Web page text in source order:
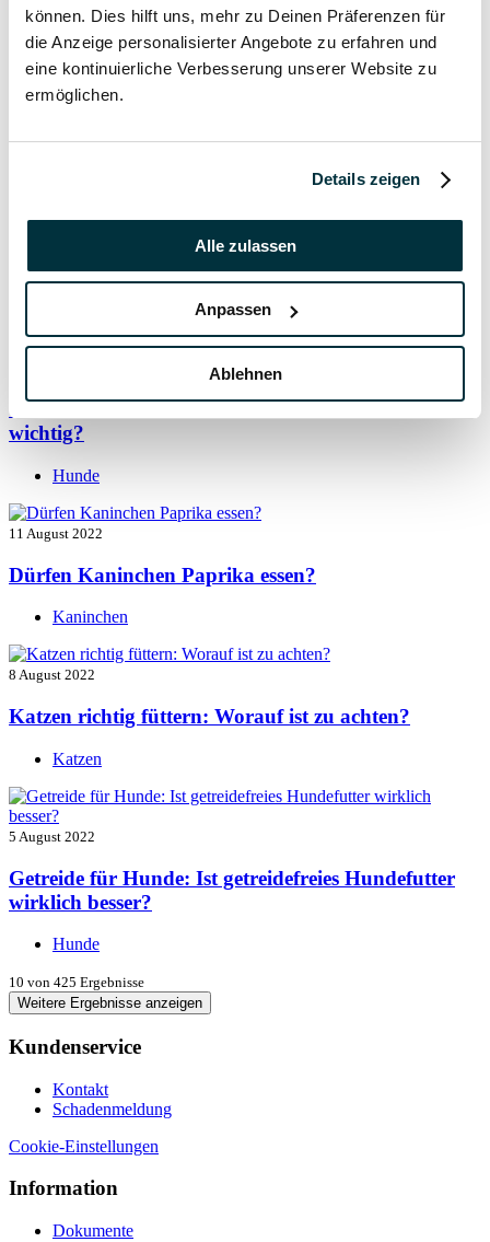
können. Dies hilft uns, mehr zu Deinen Präferenzen für
die Anzeige personalisierter Angebote zu erfahren und
eine kontinuierliche Verbesserung unserer Website zu
ermöglichen.
Details zeigen
Alle zulassen
Anpassen
Ablehnen
Hunde
15 August 2022
Vitamin B für den Hund: Für was ist es wichtig?
Taurin für Hunde: Was ist das und warum ist es
wichtig?
Hunde
11 August 2022
Dürfen Kaninchen Paprika essen?
Kaninchen
8 August 2022
Katzen richtig füttern: Worauf ist zu achten?
Katzen
5 August 2022
Getreide für Hunde: Ist getreidefreies Hundefutter
wirklich besser?
Hunde
10 von 425 Ergebnisse
Weitere Ergebnisse anzeigen
Kundenservice
Kontakt
Schadenmeldung
Cookie-Einstellungen
Information
Dokumente